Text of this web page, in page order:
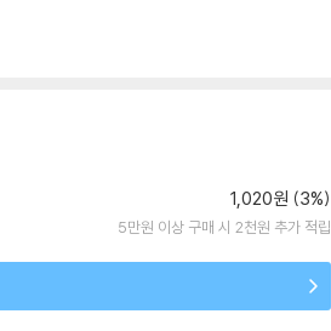
1,020원 (3%)
5만원 이상 구매 시 2천원 추가 적립